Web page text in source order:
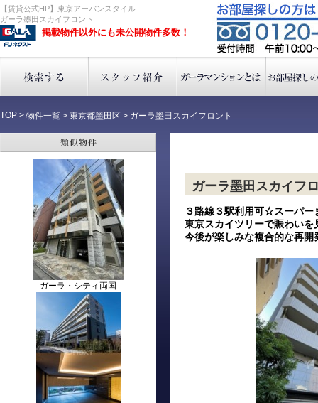
【賃貸公式HP】東京アーバンスタイル
ガーラ墨田スカイフロント
掲載物件以外にも未公開物件多数！
TOP > 物件一覧 > 東京都墨田区 > ガーラ墨田スカイフロント
ガーラ・シティ両国
ガーラ墨田スカイフ
３路線３駅利用可☆スーパ
東京スカイツリーで賑わい
今後が楽しみな複合的な再開